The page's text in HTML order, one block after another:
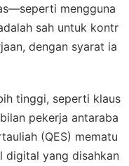
mengguna
sah untuk kontr
dengan syarat ia
tinggi, seperti klaus
pekerja antaraba
(QES) mematu
digital yang disahkan